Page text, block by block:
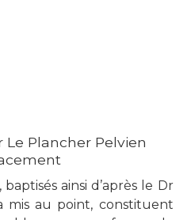
Le Plancher Pelvien
ainsi d’après le Dr
mis au point, constituent